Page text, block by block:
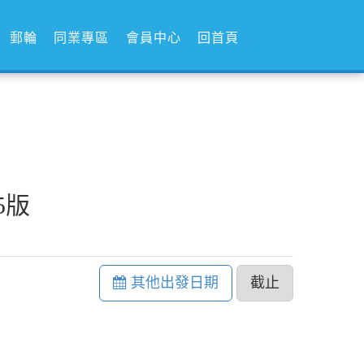
郵輪 同業專區 會員中心 回首頁
其他出發日期 截止